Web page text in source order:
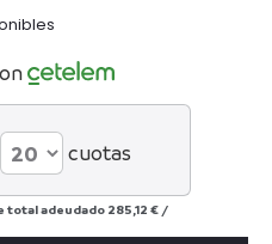
cuotas
total adeudado 285,12 € /